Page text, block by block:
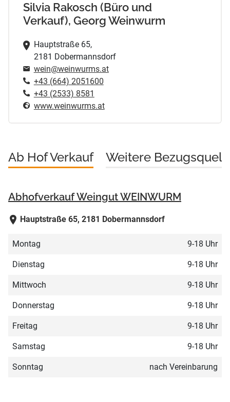
Silvia Rakosch (Büro und
Verkauf), Georg Weinwurm
Hauptstraße 65,
2181 Dobermannsdorf
wein@weinwurms.at
+43 (664) 2051600
+43 (2533) 8581
www.weinwurms.at
Ab Hof Verkauf Weitere
Abhofverkauf Weingut WEINWURM
Hauptstraße 65, 2181 Dobermannsdorf
Montag 9-18 Uhr
Dienstag 9-18 Uhr
Mittwoch 9-18 Uhr
Donnerstag 9-18 Uhr
Freitag 9-18 Uhr
Samstag 9-18 Uhr
Sonntag nach Vereinbarung